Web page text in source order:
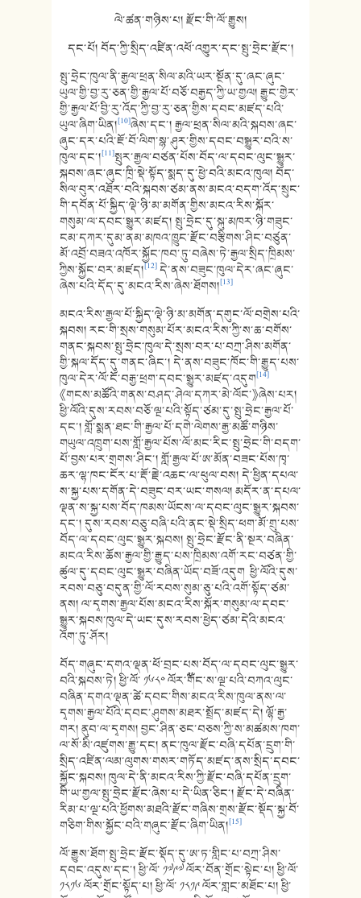
ལེ་ཚན་གཉིས་པ། རྫོང་གི་ལོ་རྒྱུས།
དང་པོ། བོད་ཀྱི་སྲིད་འཛིན་འཕོ་འགྱུར་དང་སྤུ་ཧྲེང་རྫོང་།
སྤུ་ཧྲེང་ཁུལ་ནི་རྒྱལ་ཕྲན་སིལ་མའི་ཡར་སྔོན་དུ་ཞང་ཞུང་
ཡུལ་གྱི་བྱ་རུ་ཅན་གྱི་རྒྱལ་པོ་བཅོ་བརྒྱད་ཀྱི་ཡ་གྱལ། རྒྱུང་གྱེར་
གྱི་རྒྱལ་པོ་བྱི་རུ་འོད་ཀྱི་བྱ་རུ་ཅན་གྱིས་དབང་མཛད་པའི་
ཡུལ་ཞིག་ཡིན།[10]ཞེས་དང་། རྒྱལ་ཕྲན་སིལ་མའི་སྐབས་ཞང་
ཞུང་དར་པའི་ཇོ་བོ་ལིག་སྙ་ཤུར་གྱིས་དབང་བསྒྱུར་བའི་ས་
ཁུལ་དང་།[11]སྤུར་རྒྱལ་བཙན་པོས་བོད་ལ་དབང་ལུང་སྒྱུར་
སྐབས་ཞང་ཞུང་ཁྲི་སྡེ་སྟོད་སྨད་དུ་ཕྱེ་བའི་མངའ་ཁུལ། བོད་
སིལ་བུར་འཐོར་བའི་སྐབས་ཙམ་ནས་མངའ་བདག་འོད་སྲུང་
གི་དབོན་པོ་སྐྱིད་ལྡེ་ཉི་མ་མགོན་གྱིས་མངའ་རིས་སྐོར་
གསུམ་ལ་དབང་སྒྱུར་མཛད། སྤུ་ཧྲེང་དུ་སྐུ་མཁར་ཉི་གཟུང་
ངམ་དཀར་དུམ་ནམ་མཁའ་ཁྱུང་རྫོང་བརྩིགས་ཤིང་བཙུན་
མོ་འབྲོ་བཟའ་འཁོར་སྐྱོང་ཁབ་ཏུ་བཞེས་ཏེ་རྒྱལ་སྲིད་ཁྲིམས་
ཀྱིས་སྐྱོང་བར་མཛད།[12]དེ་ནས་བཟུང་ཁུལ་དེར་ཞང་ཞུང་
ཞེས་པའི་དོད་དུ་མངའ་རིས་ཞེས་ཐོགས།[13]
མངའ་རིས་རྒྱལ་པོ་སྐྱིད་ལྡེ་ཉི་མ་མགོན་དགུང་ལོ་བགྲེས་པའི་
སྐབས། རང་གི་སྲས་གསུམ་པོར་མངའ་རིས་ཀྱི་ས་ཆ་བགོས་
གནང་སྐབས་སྤུ་ཧྲེང་ཁུལ་དེ་སྲས་བར་པ་བཀྲ་ཤིས་མགོན་
གྱི་སྐལ་དོད་དུ་གནང་ཞིང་། དེ་ནས་བཟུང་ཁོང་གི་རྒྱུད་པས་
ཁུལ་དེར་ལོ་ངོ་བརྒྱ་ཕྲག་དབང་སྒྱུར་མཛད་འདུག[14]
《གངས་མཚོའི་གནས་བཤད་ཤེལ་དཀར་མེ་ལོང་》ཞེས་པར།
ཕྱི་ལོའི་དུས་རབས་བཅོ་ལྔ་པའི་སྟོད་ཙམ་དུ་སྤུ་ཧྲེང་རྒྱལ་པོ་
དང་། གློ་སྨན་ཐང་གི་རྒྱལ་པོ་དགེ་ལེགས་རྒྱ་མཚོ་གཉིས་
གཡུལ་འཁྲུག་པས་གློ་རྒྱལ་པོས་ལོ་མང་རིང་སྤུ་ཧྲེང་གི་བདག་
པོ་བྱས་པར་གྲགས་ཤིང་། གློ་རྒྱལ་པོ་ཨ་མོན་བཟང་པོས་ཁྭ་
ཆར་ལྷ་ཁང་ངོར་པ་རྡོ་རྗེ་འཆང་ལ་ཕུལ་བས། དེ་ཕྱིན་དཔལ་
ས་སྐྱ་པས་དགོན་དེ་བཟུང་བར་ཡང་གསལ། མདོར་ན་དཔལ་
ལྡན་ས་སྐྱ་པས་བོད་ཁམས་ཡོངས་ལ་དབང་ལུང་སྒྱུར་སྐབས་
དང་། དུས་རབས་བཅུ་བཞི་པའི་ནང་སྡེ་སྲིད་ཕག་མོ་གྲུ་པས་
བོད་ལ་དབང་ལུང་སྒྱུར་སྐབས། སྤུ་ཧྲེང་རྫོང་ནི་སྔར་བཞིན་
མངའ་རིས་ཆོས་རྒྱལ་གྱི་རྒྱུད་པས་ཁྲིམས་འགོ་རང་བཙན་གྱི་
ཚུལ་དུ་དབང་ལུང་སྒྱུར་བཞིན་ཡོད་བཟོ་འདུག ཕྱི་ལོའི་དུས་
རབས་བཅུ་བདུན་གྱི་ལོ་རབས་སུམ་ཅུ་པའི་འགོ་སྟོད་ཙམ་
ནས། ལ་དྭགས་རྒྱལ་པོས་མངའ་རིས་སྐོར་གསུམ་ལ་དབང་
སྒྱུར་སྐབས་ཁུལ་དེ་ཡང་དུས་རབས་ཕྱེད་ཙམ་དེའི་མངའ་
འོག་ཏུ་ཤོར།
བོད་གཞུང་དགའ་ལྡན་ཕོ་བྲང་པས་བོད་ལ་དབང་ལུང་སྒྱུར་
བའི་སྐབས་ཏེ། ཕྱི་ལོ་ ༡༦༨༠ ལོར་༸གོང་ས་ལྔ་པའི་བཀའ་ལུང་
བཞིན་དགའ་ལྡན་ཚེ་དབང་གིས་མངའ་རིས་ཁུལ་ནས་ལ་
དྭགས་རྒྱལ་པོའི་དབང་ཤུགས་མཐར་སྤྲོད་མཛད་དེ། ལྷོ་རྒྱ་
གར། ནུབ་ལ་དྭགས། བྱང་ཤིན་ཅང་བཅས་ཀྱི་ས་མཚམས་ཁག་
ལ་སོ་མི་འཛུགས་རྒྱུ་དང། ནང་ཁུལ་རྫོང་བཞི་དཔོན་དྲུག་གི་
སྲིད་འཛིན་ལམ་ལུགས་གསར་གཏོད་མཛད་ནས་སྲིད་དབང་
སྐྱོང་སྐབས། ཁུལ་དེ་ནི་མངའ་རིས་ཀྱི་རྫོང་བཞི་དཔོན་དྲུག་
གི་ཡ་གྱལ་སྤུ་ཧྲེང་རྫོང་ཞེས་པ་དེ་ཡིན་ཅིང་། རྫོང་དེ་བཞིན་
རིམ་པ་ལྔ་པའི་ཕྱོགས་མཐའི་རྫོང་གཞིས་གྲས་རྫོང་སྡོད་སྐྱ་བོ་
གཅིག་གིས་སྐྱོང་བའི་གཞུང་རྫོང་ཞིག་ཡིན།[15]
ལོ་རྒྱུས་ཐོག་སྤུ་ཧྲེང་རྫོང་སྡོད་དུ་ཨ་ཏ་གླིང་པ་བཀྲ་ཤིས་
དབང་འདུས་དང་། ཕྱི་ལོ་ ༡༧༩༧ ལོར་བོན་གྲོང་སྟེང་པ། ཕྱི་ལོ་
༡༨༡༦ ལོར་གྲོང་སྟོད་པ། ཕྱི་ལོ་ ༡༨༡༩ ལོར་གླང་མཐོང་པ། ཕྱི་